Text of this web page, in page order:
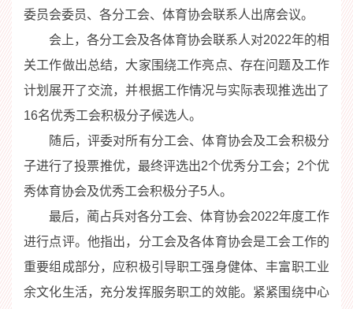
委员会委员、各分工会、体育协会联系人出席会议。
会上，各分工会及各体育协会联系人对2022年的相
关工作做出总结，大家围绕工作亮点、存在问题及工作
计划展开了交流，并根据工作情况与实际表现推选出了
16名优秀工会积极分子候选人。
随后，评委对所有分工会、体育协会及工会积极分
子进行了投票推优，最终评选出2个优秀分工会；2个优
秀体育协会及优秀工会积极分子5人。
最后，蔺占兵对各分工会、体育协会2022年度工作
进行点评。他指出，分工会及各体育协会是工会工作的
重要组成部分，应积极引导职工强身健体、丰富职工业
余文化生活，充分发挥服务职工的效能。 紧紧围绕中心